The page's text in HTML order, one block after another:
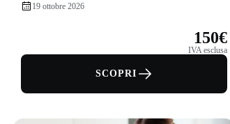
19 ottobre 2026
150€
IVA esclusa
SCOPRI